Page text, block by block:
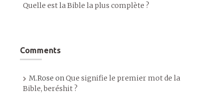
Quelle est la Bible la plus complète ?
Comments
M.Rose onQue signifie le premier mot de la
Bible, beréshit ?